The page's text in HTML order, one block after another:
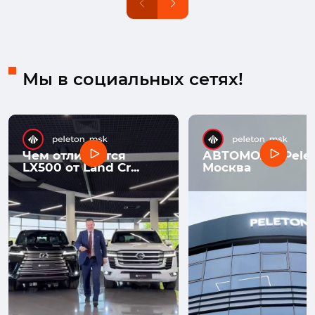
Мы в социальных сетях!
Чем отличается
LX500 от Land Cr...
АВТОМОЛЛ
Москва